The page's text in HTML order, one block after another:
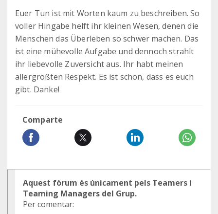
Euer Tun ist mit Worten kaum zu beschreiben. So
voller Hingabe helft ihr kleinen Wesen, denen die
Menschen das Überleben so schwer machen. Das
ist eine mühevolle Aufgabe und dennoch strahlt
ihr liebevolle Zuversicht aus. Ihr habt meinen
allergrößten Respekt. Es ist schön, dass es euch
gibt. Danke!
Comparte
Aquest fòrum és únicament pels Teamers i
Teaming Managers del Grup.
Per comentar: